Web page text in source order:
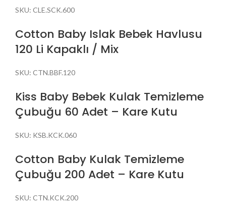
SKU: CLE.SCK.600
Cotton Baby Islak Bebek Havlusu
120 Li Kapaklı / Mix
SKU: CTN.BBF.120
Kiss Baby Bebek Kulak Temizleme
Çubuğu 60 Adet – Kare Kutu
SKU: KSB.KCK.060
Cotton Baby Kulak Temizleme
Çubuğu 200 Adet – Kare Kutu
SKU: CTN.KCK.200